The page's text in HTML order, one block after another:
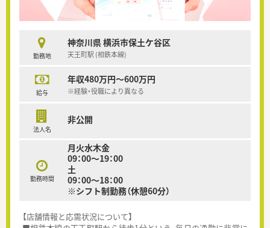
勤務地
神奈川県 横浜市保土ケ谷区
天王町駅 (相鉄本線)
給与
年収480万円～600万円
※経験・役職により異なる
法人名
非公開
勤務時間
月火水木金
09：00～19：00
土
09：00～18：00
※シフト制勤務（休憩60分）
【店舗情報と応需状況について】